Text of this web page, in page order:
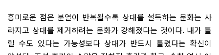
흥미로운 점은 분열이 반복될수록 상대를 설득하는 문화는 사
라지고 상대를 제거하려는 문화가 강해졌다는 것이다. 내가 틀
릴 수도 있다는 가능성보다 상대가 반드시 틀렸다는 확신이